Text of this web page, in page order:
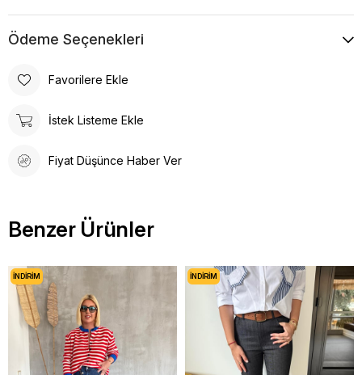
Desen Düz
Ödeme Seçenekleri
Favorilere Ekle
İstek Listeme Ekle
Fiyat Düşünce Haber Ver
Benzer Ürünler
İNDIRIM İNDIRIM